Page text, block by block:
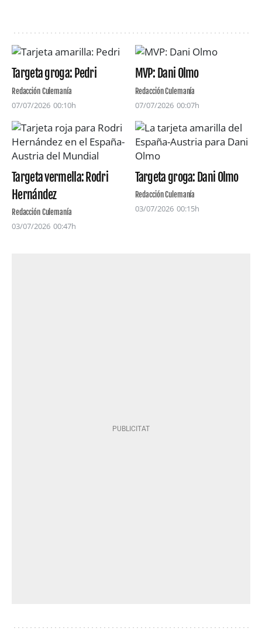
Targeta groga: Pedri
Redacción Culemanía
07/07/2026 00:10h
MVP: Dani Olmo
Redacción Culemanía
07/07/2026 00:07h
Targeta vermella: Rodri
Hernández
Redacción Culemanía
03/07/2026 00:47h
Targeta groga: Dani Olmo
Redacción Culemanía
03/07/2026 00:15h